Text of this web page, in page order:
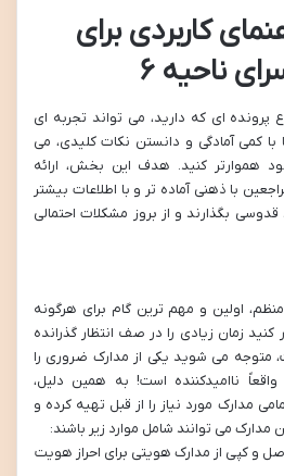
کاربردی برای
ناحیه ۶
پرونده ای که دارید، می تواند تجربه ای
با کمی آمادگی و دانستن نکات کلیدی، می
خود هموارتر کنید. هدف این بخش، ارائه
با ذهنی آماده تر و با اطلاعات بیشتر
بگذارند و از بروز مشکلات احتمالی
اولین و مهم ترین گام برای هرگونه
زمان زیادی را در صف انتظار گذرانده
می شوید یکی از مدارک ضروری را
ناامیدکننده است! به همین دلیل،
مدارک مورد نیاز را از قبل تهیه کرده و
مدارک می توانند شامل موارد زیر باشند:
و کپی از مدارک هویتی برای احراز هویت